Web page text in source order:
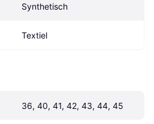
Synthetisch
Textiel
36, 40, 41, 42, 43, 44, 45